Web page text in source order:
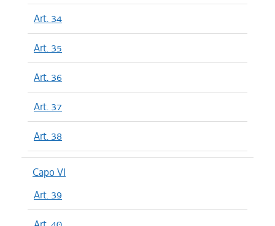
Art. 34
Art. 35
Art. 36
Art. 37
Art. 38
Capo VI
Art. 39